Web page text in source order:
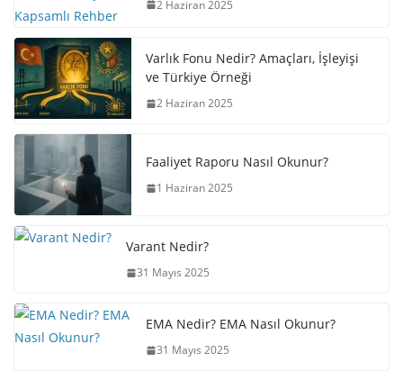
2 Haziran 2025
Varlık Fonu Nedir? Amaçları, İşleyişi
ve Türkiye Örneği
2 Haziran 2025
Faaliyet Raporu Nasıl Okunur?
1 Haziran 2025
Varant Nedir?
31 Mayıs 2025
EMA Nedir? EMA Nasıl Okunur?
31 Mayıs 2025